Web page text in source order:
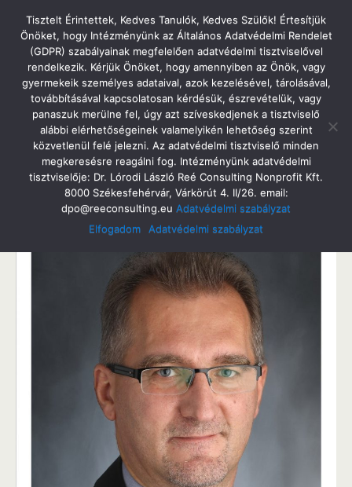
Tatabányai Árpád Gimnázium
2022. Augusztus 31. Szerda
Köszöntő
Megosztás Tweet Pin Email SMS
Tisztelt Érintettek, Kedves Tanulók, Kedves Szülők! Értesítjük
Önöket, hogy Intézményünk az Általános Adatvédelmi Rendelet
(GDPR) szabályainak megfelelően adatvédelmi tisztviselővel
rendelkezik. Kérjük Önöket, hogy amennyiben az Önök, vagy
gyermekeik személyes adataival, azok kezelésével, tárolásával,
továbbításával kapcsolatosan kérdésük, észrevételük, vagy
panaszuk merülne fel, úgy azt szíveskedjenek a tisztviselő
alábbi elérhetőségeinek valamelyikén lehetőség szerint
közvetlenül felé jelezni. Az adatvédelmi tisztviselő minden
megkeresésre reagálni fog. Intézményünk adatvédelmi
tisztviselője: Dr. Lórodi László Reé Consulting Nonprofit Kft.
8000 Székesfehérvár, Várkörút 4. II/26. email:
dpo@reeconsulting.eu Adatvédelmi szabályzat
Elfogadom
Adatvédelmi szabályzat